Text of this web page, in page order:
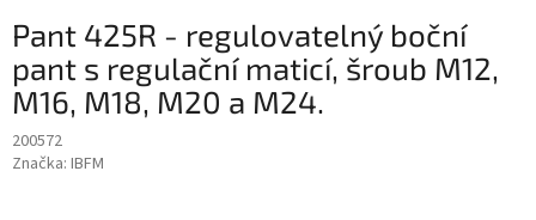
Pant 425R - regulovatelný boční
pant s regulační maticí, šroub M12,
M16, M18, M20 a M24.
200572
Značka: IBFM